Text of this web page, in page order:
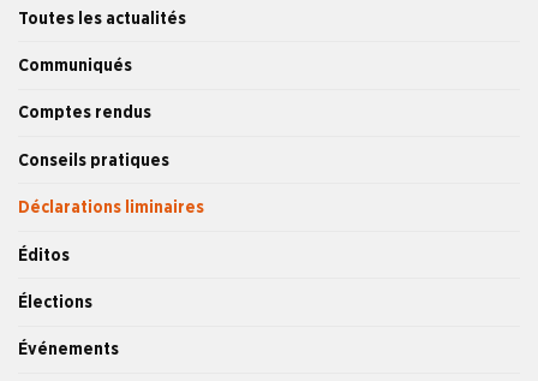
Toutes les actualités
Communiqués
Comptes rendus
Conseils pratiques
Déclarations liminaires
Éditos
Élections
Événements